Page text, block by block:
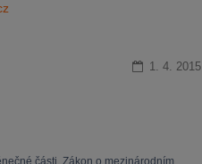
1. 4. 2015
části. Zákon o mezinárodním